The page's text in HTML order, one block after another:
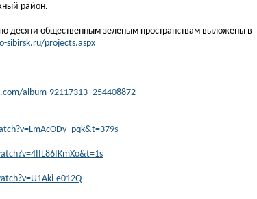
район.
десяти общественным зеленым пространствам выложены в
sibirsk.ru/projects.aspx
album-92117313_254408872
e012Q